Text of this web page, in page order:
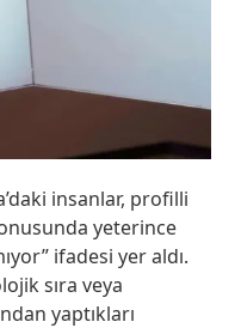
insanlar, profilli
yeterince
ifadesi yer aldı.
sıra veya
yaptıkları